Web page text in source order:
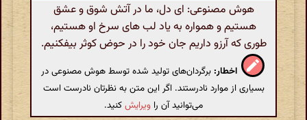
هوش مصنوعی: ای دل، ما در آتش شوق و عشق
هستیم و همواره به یاد لب های سرخ او هستیم،
طوری که آرزو داریم جان خود را در حوض کوثر بیفکنیم.
اخطار: برگردان‌های تولید شده توسط هوش مصنوعی در
بسیاری از موارد نادرستند. اگر این متن به نظرتان نادرست است
می‌توانید آن را ویرایشکنید.